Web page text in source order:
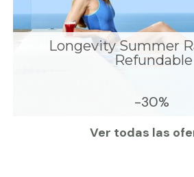
Longevity Summer
Refundable
-30%
Ver todas las